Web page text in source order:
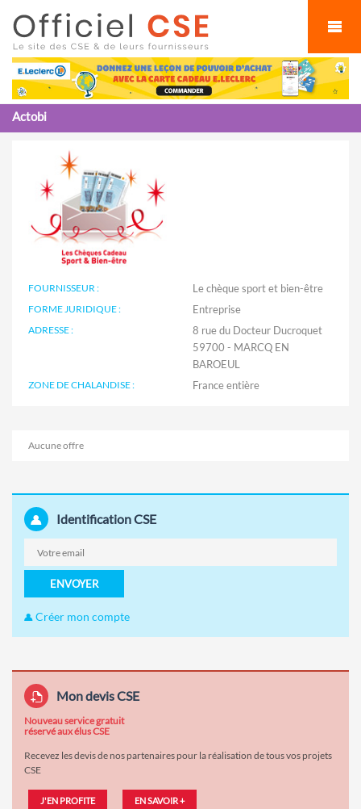
Actobi
FOURNISSEUR : Le chèque sport et bien-être
FORME JURIDIQUE : Entreprise
ADRESSE :
8 rue du Docteur Ducroquet
59700 - MARCQ EN
BAROEUL
ZONE DE CHALANDISE :
Aucune offre
Identification CSE
ENVOYER
Créer mon compte
Mon devis CSE
Nouveau service gratuit
réservé aux élus CSE
Recevez les devis de nos partenaires pour la réalisation de tous vos projets
CSE
J'EN PROFITE EN SAVOIR +